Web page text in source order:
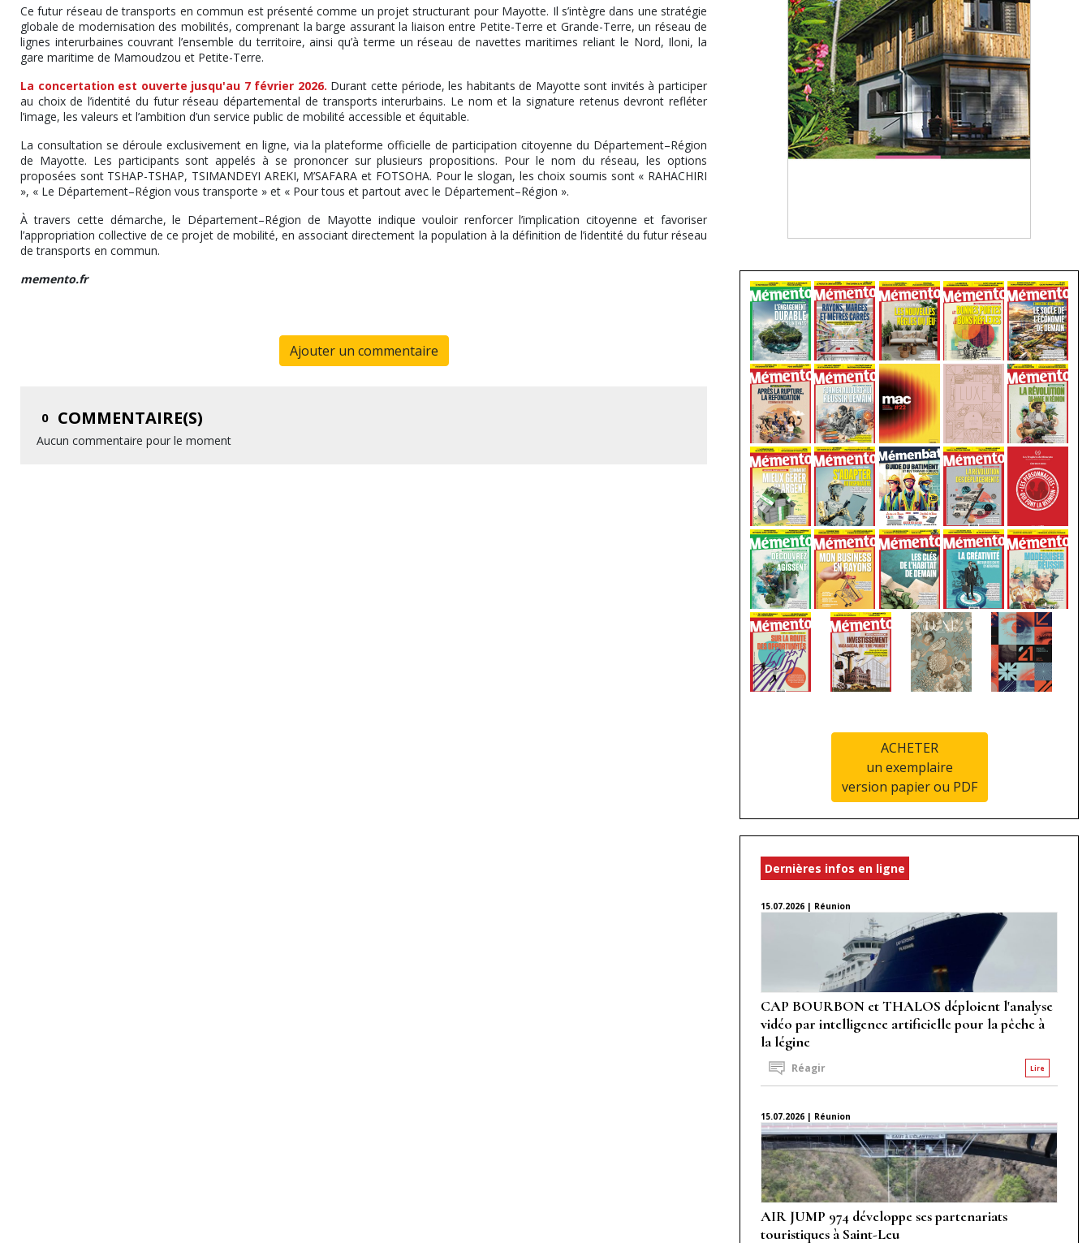
Ce futur réseau de transports en commun est présenté comme un projet structurant pour Mayotte. Il s’intègre dans une stratégie
globale de modernisation des mobilités, comprenant la barge assurant la liaison entre Petite-Terre et Grande-Terre, un réseau de
lignes interurbaines couvrant l’ensemble du territoire, ainsi qu’à terme un réseau de navettes maritimes reliant le Nord, Iloni, la
gare maritime de Mamoudzou et Petite-Terre.
La concertation est ouverte jusqu'au 7 février 2026. Durant cette période, les habitants de Mayotte sont invités à participer
au choix de l’identité du futur réseau départemental de transports interurbains. Le nom et la signature retenus devront refléter
l’image, les valeurs et l’ambition d’un service public de mobilité accessible et équitable.
La consultation se déroule exclusivement en ligne, via la plateforme officielle de participation citoyenne du Département–Région
de Mayotte. Les participants sont appelés à se prononcer sur plusieurs propositions. Pour le nom du réseau, les options
proposées sont TSHAP-TSHAP, TSIMANDEYI AREKI, M’SAFARA et FOTSOHA. Pour le slogan, les choix soumis sont « RAHACHIRI
», « Le Département–Région vous transporte » et « Pour tous et partout avec le Département–Région ».
À travers cette démarche, le Département–Région de Mayotte indique vouloir renforcer l’implication citoyenne et favoriser
l’appropriation collective de ce projet de mobilité, en associant directement la population à la définition de l’identité du futur réseau
de transports en commun.
memento.fr
Ajouter un commentaire
0 COMMENTAIRE(S)
Aucun commentaire pour le moment
ACHETER
un exemplaire
version papier ou PDF
Dernières infos en ligne
15.07.2026 | Réunion
CAP BOURBON et THALOS déploient l'analyse
vidéo par intelligence artificielle pour la pêche à
la légine
Lire
Réagir
15.07.2026 | Réunion
AIR JUMP 974 développe ses partenariats
touristiques à Saint-Leu